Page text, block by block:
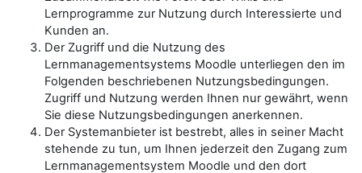
Lernprogramme zur Nutzung durch Interessierte und
Kunden an.
Der Zugriff und die Nutzung des
Lernmanagementsystems Moodle unterliegen den im
Folgenden beschriebenen Nutzungsbedingungen.
Zugriff und Nutzung werden Ihnen nur gewährt, wenn
Sie diese Nutzungsbedingungen anerkennen.
Der Systemanbieter ist bestrebt, alles in seiner Macht
stehende zu tun, um Ihnen jederzeit den Zugang zum
Lernmanagementsystem Moodle und den dort